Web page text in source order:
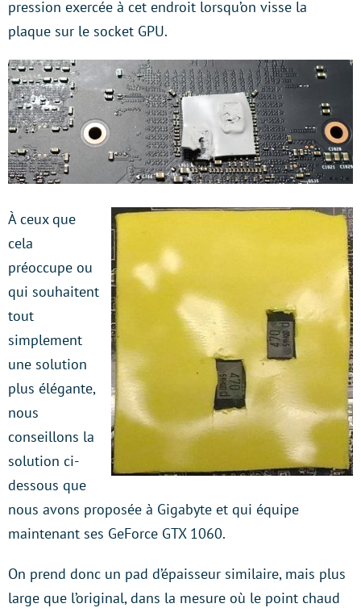
pression exercée à cet endroit lorsqu’on visse la
plaque sur le socket GPU.
À ceux que
cela
préoccupe ou
qui souhaitent
tout
simplement
une solution
plus élégante,
nous
conseillons la
solution ci-
dessous que
nous avons proposée à Gigabyte et qui équipe
maintenant ses GeForce GTX 1060.
On prend donc un pad d’épaisseur similaire, mais plus
large que l’original, dans la mesure où le point chaud